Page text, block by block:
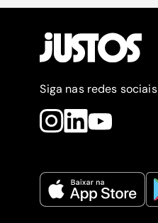
Siga nas redes sociais